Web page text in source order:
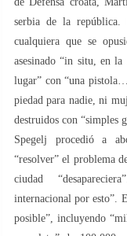
serbia de la
cualquiera que se
asesinado “in situ, en
lugar” con “una
piedad para nadie, ni
destruidos con “simples
Spegelj procedió a
“resolver” el problema
ciudad
internacional por esto”.
posible”, incluyendo